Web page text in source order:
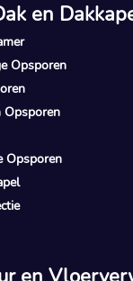
en
Opsporen
Opsporen
Opsporen